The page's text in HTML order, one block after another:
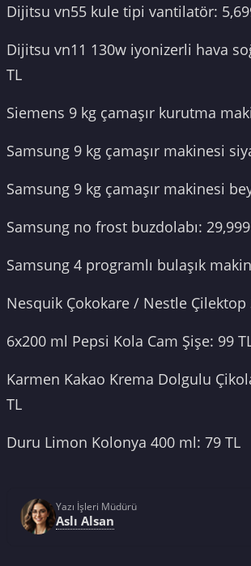
Dijitsu vn55 kule tipi vantilatör:
Dijitsu vn11 130w iyonizerli hava
TL
Siemens 9 kg çamaşır kurutma
Samsung 9 kg çamaşır makinesi
Samsung 9 kg çamaşır makinesi
Samsung no frost buzdolabı:
Samsung 4 programlı bulaşık
Nesquik Çokokare / Nestle Çilektop
6x200 ml Pepsi Kola Cam Şişe: 99
Karmen Kakao Krema Dolgulu
TL
Duru Limon Kolonya 400 ml: 79 TL
Yazı İşleri Müdürü
Aslı Alsan